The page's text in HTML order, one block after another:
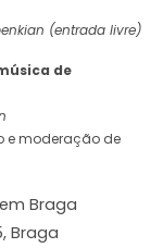
(entrada livre)
de
e moderação de
Braga